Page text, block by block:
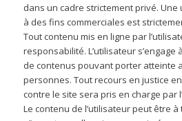
dans un cadre strictement privé.
à des fins commerciales est
Tout contenu mis en ligne par
responsabilité. L’utilisateur s’engage
de contenus pouvant porter atteinte
personnes. Tout recours en justice
contre le site sera pris en charge par
Le contenu de l’utilisateur peut être